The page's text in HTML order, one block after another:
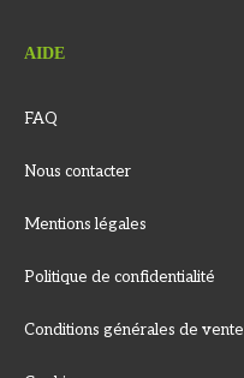
AIDE
FAQ
Nous contacter
Mentions légales
Politique de confidentialité
Conditions générales de vente